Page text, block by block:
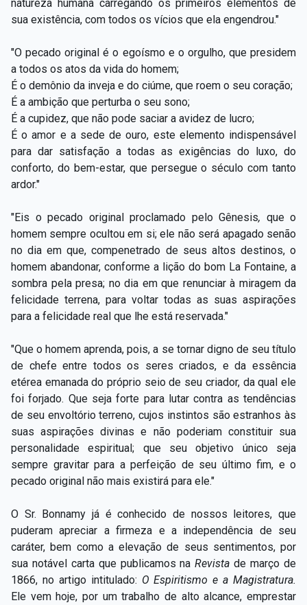
natureza humana carregando os primeiros elementos de
sua existência, com todos os vícios que ela engendrou."
"O pecado original é o egoísmo e o orgulho, que presidem
a todos os atos da vida do homem;
É o demônio da inveja e do ciúme, que roem o seu coração;
É a ambição que perturba o seu sono;
É a cupidez, que não pode saciar a avidez de lucro;
É o amor e a sede de ouro, este elemento indispensável
para dar satisfação a todas as exigências do luxo, do
conforto, do bem-estar, que persegue o século com tanto
ardor."
"Eis o pecado original proclamado pelo Gênesis, que o
homem sempre ocultou em si; ele não será apagado senão
no dia em que, compenetrado de seus altos destinos, o
homem abandonar, conforme a lição do bom La Fontaine, a
sombra pela presa; no dia em que renunciar à miragem da
felicidade terrena, para voltar todas as suas aspirações
para a felicidade real que lhe está reservada."
"Que o homem aprenda, pois, a se tornar digno de seu título
de chefe entre todos os seres criados, e da essência
etérea emanada do próprio seio de seu criador, da qual ele
foi forjado. Que seja forte para lutar contra as tendências
de seu envoltório terreno, cujos instintos são estranhos às
suas aspirações divinas e não poderiam constituir sua
personalidade espiritual; que seu objetivo único seja
sempre gravitar para a perfeição de seu último fim, e o
pecado original não mais existirá para ele."
O Sr. Bonnamy já é conhecido de nossos leitores, que
puderam apreciar a firmeza e a independência de seu
caráter, bem como a elevação de seus sentimentos, por
sua notável carta que publicamos naRevistade março de
1866, no artigo intitulado: O Espiritismo e a Magistratura.
Ele vem hoje, por um trabalho de alto alcance, emprestar